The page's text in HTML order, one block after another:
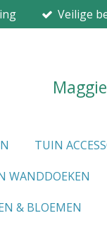
Veilige
TUIN
WANDDOEKEN
& BLOEMEN